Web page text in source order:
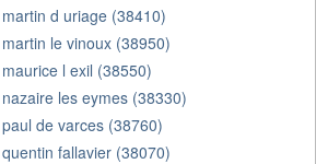
d uriage (38410)
le vinoux (38950)
l exil (38550)
les eymes (38330)
de varces (38760)
fallavier (38070)